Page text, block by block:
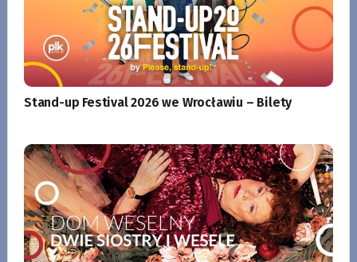
Stand-up Festival 2026 we Wrocławiu – Bilety